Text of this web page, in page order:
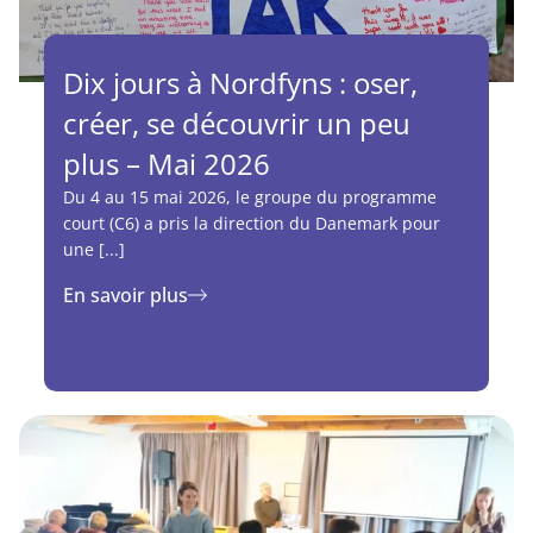
Dix jours à Nordfyns : oser,
créer, se découvrir un peu
plus – Mai 2026
Du 4 au 15 mai 2026, le groupe du programme
court (C6) a pris la direction du Danemark pour
une [...]
En savoir plus